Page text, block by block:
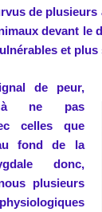
de plusieurs
devant le
et plus
de peur,
à ne pas
celles que
fond de la
donc,
plusieurs